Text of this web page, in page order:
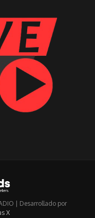
| Desarrollado por
X